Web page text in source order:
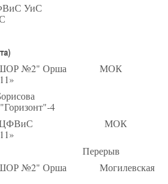
ОЦФВиС УиС
№2" Орша МОК
г. Борисова
"Горизонт"-4
ОЦФВиС МОК
№2" Орша Могилевская